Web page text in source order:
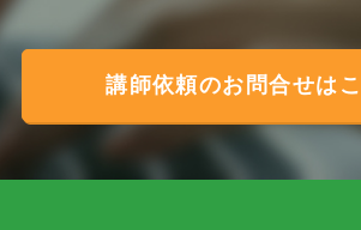
講師依頼のお問合せは